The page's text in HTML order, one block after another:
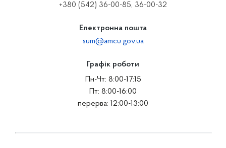
+380 (542) 36-00-85, 36-00-32
Електронна пошта
sum@amcu.gov.ua
Графік роботи
Пн-Чт: 8:00-17:15
Пт: 8:00-16:00
перерва: 12:00-13:00